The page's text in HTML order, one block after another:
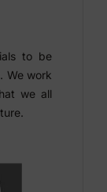
to be
We work
we all